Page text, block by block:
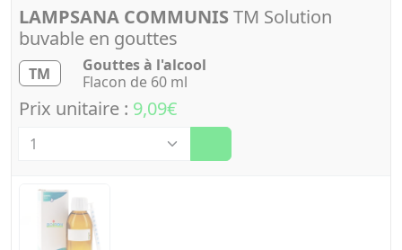
LAMPSANA COMMUNIS TM Solution
buvable en gouttes
TM
Gouttes à l'alcool
Flacon de 60 ml
Prix unitaire : 9,09€